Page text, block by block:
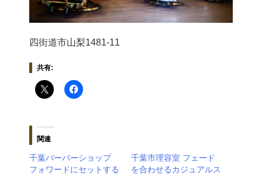
四街道市山梨1481-11
共有:
関連
千葉バーバーショップ
フォワードにセットする
千葉市理容室 フェード
を合わせるカジュアルス